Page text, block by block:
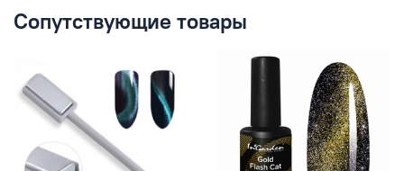
Сопутствующие товары